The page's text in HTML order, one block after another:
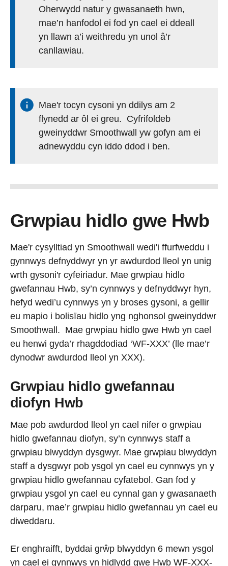
Oherwydd natur y gwasanaeth hwn,
mae’n hanfodol ei fod yn cael ei ddeall
yn llawn a’i weithredu yn unol â’r
canllawiau.
Mae'r tocyn cysoni yn ddilys am 2
flynedd ar ôl ei greu. Cyfrifoldeb
gweinyddwr Smoothwall yw gofyn am ei
adnewyddu cyn iddo ddod i ben.
Grwpiau hidlo gwe Hwb
Mae'r cysylltiad yn Smoothwall wedi'i ffurfweddu i
gynnwys defnyddwyr yn yr awdurdod lleol yn unig
wrth gysoni'r cyfeiriadur. Mae grwpiau hidlo
gwefannau Hwb, sy’n cynnwys y defnyddwyr hyn,
hefyd wedi’u cynnwys yn y broses gysoni, a gellir
eu mapio i bolisïau hidlo yng nghonsol gweinyddwr
Smoothwall. Mae grwpiau hidlo gwe Hwb yn cael
eu henwi gyda’r rhagddodiad ‘WF-XXX’ (lle mae’r
dynodwr awdurdod lleol yn XXX).
Grwpiau hidlo gwefannau
diofyn Hwb
Mae pob awdurdod lleol yn cael nifer o grwpiau
hidlo gwefannau diofyn, sy’n cynnwys staff a
grwpiau blwyddyn dysgwyr. Mae grwpiau blwyddyn
staff a dysgwyr pob ysgol yn cael eu cynnwys yn y
grwpiau hidlo gwefannau cyfatebol. Gan fod y
grwpiau ysgol yn cael eu cynnal gan y gwasanaeth
darparu, mae’r grwpiau hidlo gwefannau yn cael eu
diweddaru.
Er enghraifft, byddai grŵp blwyddyn 6 mewn ysgol
yn cael ei gynnwys yn hidlydd gwe Hwb WF-XXX-